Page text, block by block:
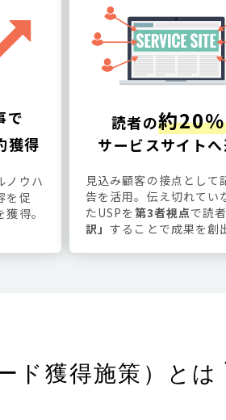
で
獲得
ノウハ
を促
獲得。
読者の約20％
サービスサイトへ
見込み顧客の接点として
告を活用。伝え切れてい
たUSPを第3者視点で読
訳」することで成果を創
ド獲得施策）とは